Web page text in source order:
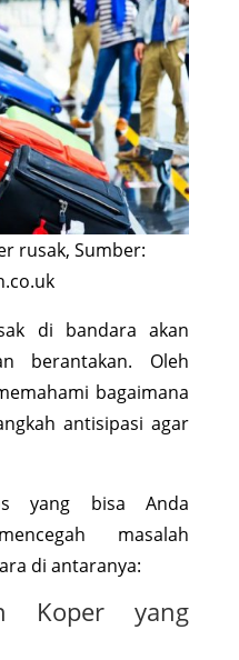
rusak, Sumber:
di bandara akan
berantakan. Oleh
bagaimana
antisipasi agar
yang bisa Anda
masalah
di antaranya:
Koper yang